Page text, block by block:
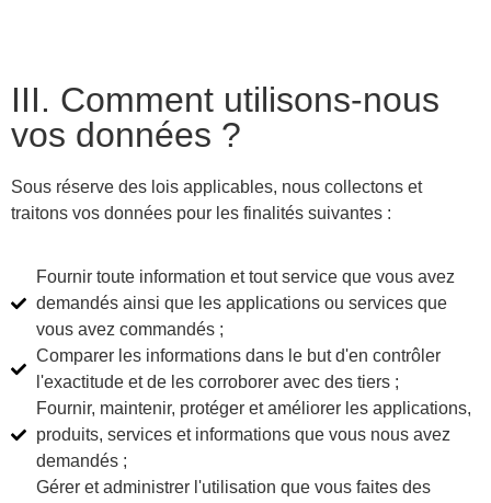
III. Comment utilisons-nous
vos données ?
Sous réserve des lois applicables, nous collectons et
traitons vos données pour les finalités suivantes :
Fournir toute information et tout service que vous avez
demandés ainsi que les applications ou services que
vous avez commandés ;
Comparer les informations dans le but d'en contrôler
l'exactitude et de les corroborer avec des tiers ;
Fournir, maintenir, protéger et améliorer les applications,
produits, services et informations que vous nous avez
demandés ;
Gérer et administrer l'utilisation que vous faites des